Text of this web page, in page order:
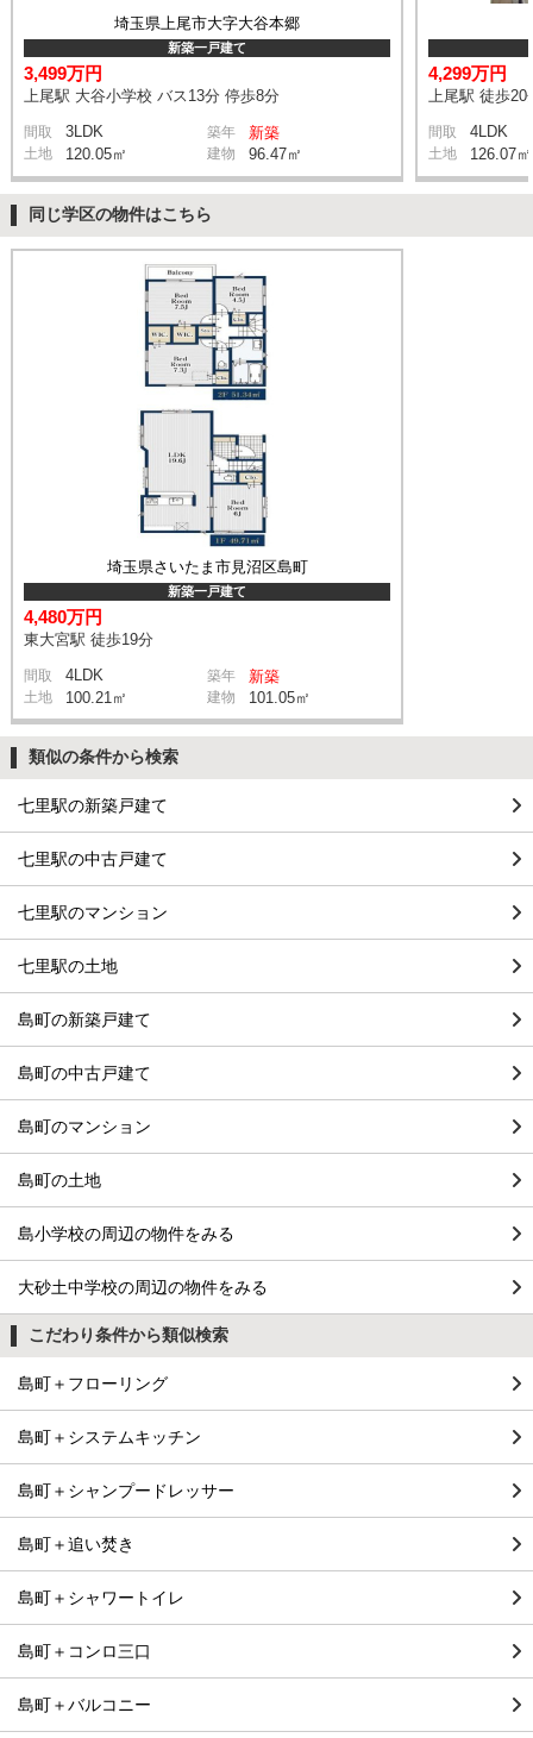
埼玉県上尾市大字大谷本郷
新築一戸建て
3,499万円
上尾駅 大谷小学校 バス13分 停歩8分
間取 3LDK 築年 新築
土地 120.05㎡ 建物 96.47㎡
4,299万円
上尾駅 徒歩20
間取 4LDK
土地 126.07㎡
同じ学区の物件はこちら
埼玉県さいたま市見沼区島町
新築一戸建て
4,480万円
東大宮駅 徒歩19分
間取 4LDK 築年 新築
土地 100.21㎡ 建物 101.05㎡
類似の条件から検索
七里駅の新築戸建て
七里駅の中古戸建て
七里駅のマンション
七里駅の土地
島町の新築戸建て
島町の中古戸建て
島町のマンション
島町の土地
島小学校の周辺の物件をみる
大砂土中学校の周辺の物件をみる
こだわり条件から類似検索
島町＋フローリング
島町＋システムキッチン
島町＋シャンプードレッサー
島町＋追い焚き
島町＋シャワートイレ
島町＋コンロ三口
島町＋バルコニー